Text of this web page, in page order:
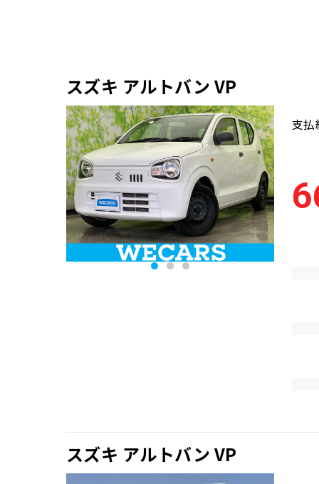
スズキ アルトバン VP
支払
スズキ アルトバン VP